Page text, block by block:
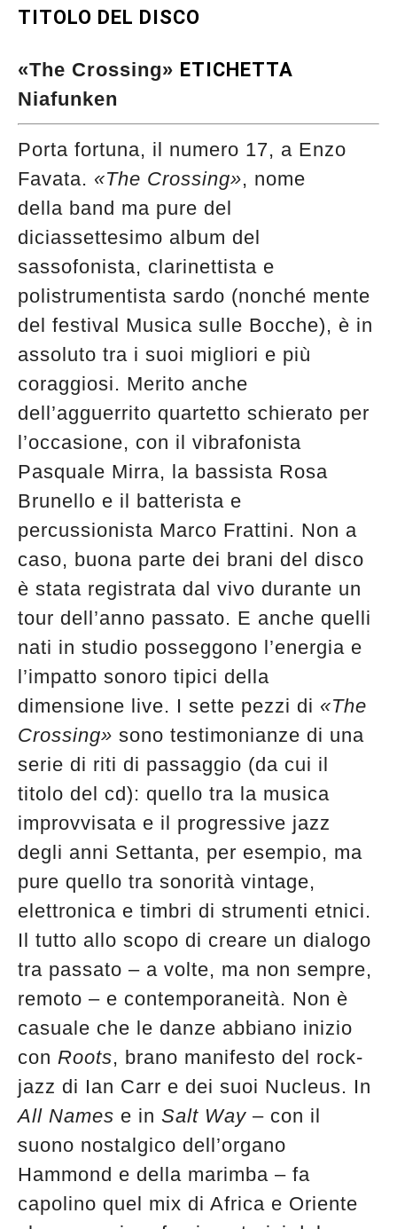
Musica Jazz di luglio 2026 è in
edicola
TITOLO DEL DISCO
«The Crossing» ETICHETTA
Niafunken
Porta fortuna, il numero 17, a Enzo
Favata. «The Crossing», nome
della band ma pure del
diciassettesimo album del
sassofonista, clarinettista e
polistrumentista sardo (nonché mente
del festival Musica sulle Bocche), è in
assoluto tra i suoi migliori e più
coraggiosi. Merito anche
dell’agguerrito quartetto schierato per
l’occasione, con il vibrafonista
Pasquale Mirra, la bassista Rosa
Brunello e il batterista e
percussionista Marco Frattini. Non a
caso, buona parte dei brani del disco
è stata registrata dal vivo durante un
tour dell’anno passato. E anche quelli
nati in studio posseggono l’energia e
l’impatto sonoro tipici della
dimensione live. I sette pezzi di «The
Crossing» sono testimonianze di una
serie di riti di passaggio (da cui il
titolo del cd): quello tra la musica
improvvisata e il progressive jazz
degli anni Settanta, per esempio, ma
pure quello tra sonorità vintage,
elettronica e timbri di strumenti etnici.
Il tutto allo scopo di creare un dialogo
tra passato – a volte, ma non sempre,
remoto – e contemporaneità. Non è
casuale che le danze abbiano inizio
con Roots, brano manifesto del rock-
jazz di Ian Carr e dei suoi Nucleus. In
All Names e in Salt Way – con il
suono nostalgico dell’organo
Hammond e della marimba – fa
capolino quel mix di Africa e Oriente